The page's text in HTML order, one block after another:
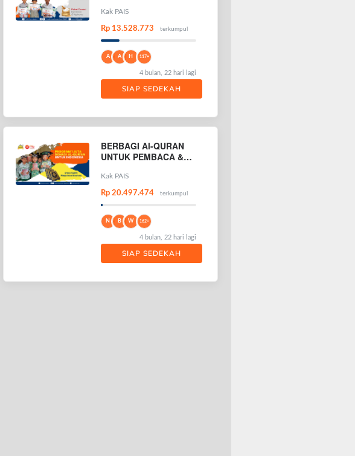
Kak PAIS
Rp 13.528.773 terkumpul
A A H 117+
4 bulan, 22 hari lagi
SIAP SEDEKAH
BERBAGI Al-QURAN
UNTUK PEMBACA &
QURAN
Kak PAIS
Rp 20.497.474 terkumpul
N B W 162+
4 bulan, 22 hari lagi
SIAP SEDEKAH